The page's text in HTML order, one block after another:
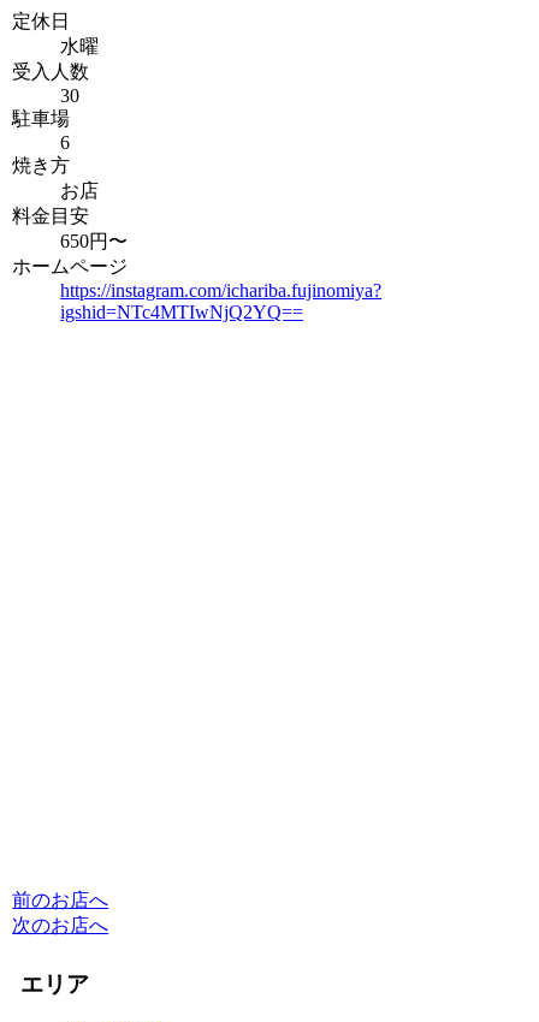
定休日
水曜
受入人数
30
駐車場
6
焼き方
お店
料金目安
650円〜
ホームページ
https://instagram.com/ichariba.fujinomiya?
igshid=NTc4MTIwNjQ2YQ==
前のお店へ
次のお店へ
エリア